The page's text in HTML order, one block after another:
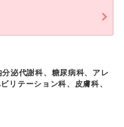
泌代謝科、糖尿病科、アレ
リテーション科、皮膚科、